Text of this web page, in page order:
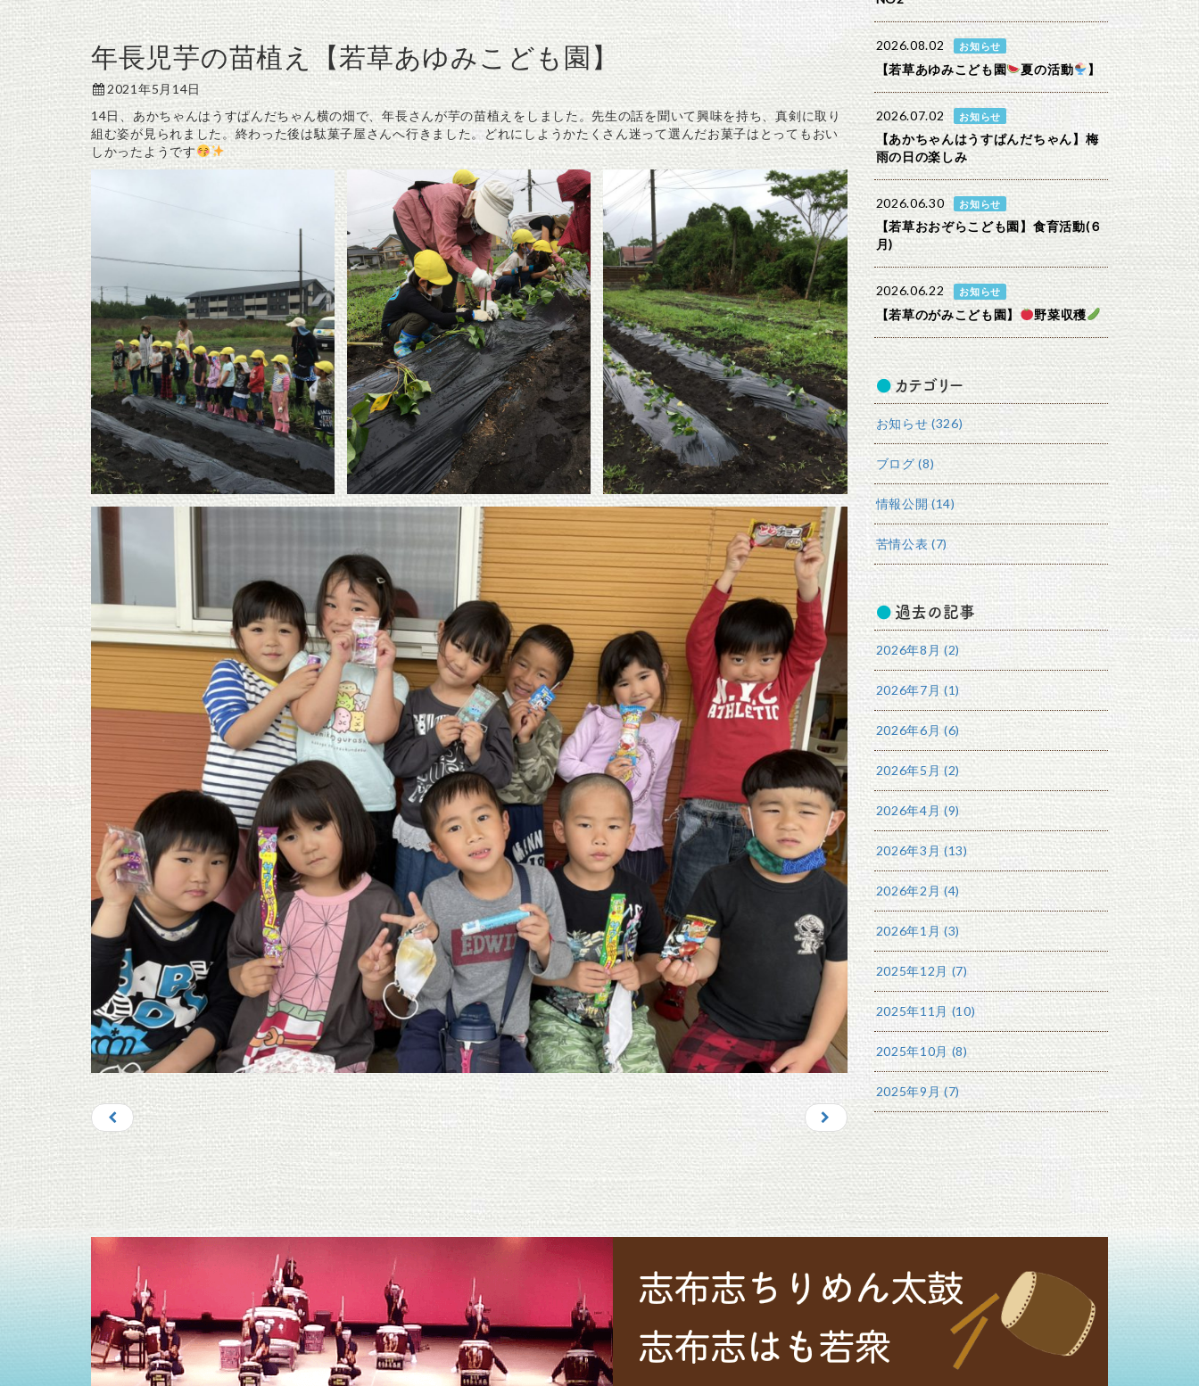
年長児芋の苗植え【若草あゆみこども園】
2021年5月14日
14日、あかちゃんはうすぱんだちゃん横の畑で、年長さんが芋の苗植えをしました。先生の話を聞いて興味を持ち、真剣に取り
組む姿が見られました。終わった後は駄菓子屋さんへ行きました。どれにしようかたくさん迷って選んだお菓子はとってもおい
しかったようです
2026.08.02 お知らせ
【若草あゆみこども園 夏の活動 】
2026.07.02 お知らせ
【あかちゃんはうすぱんだちゃん】梅
雨の日の楽しみ
2026.06.30 お知らせ
【若草おおぞらこども園】食育活動(６
月)
2026.06.22 お知らせ
【若草のがみこども園】 野菜収穫
カテゴリー
お知らせ (326)
ブログ (8)
情報公開 (14)
苦情公表 (7)
過去の記事
2026年8月 (2)
2026年7月 (1)
2026年6月 (6)
2026年5月 (2)
2026年4月 (9)
2026年3月 (13)
2026年2月 (4)
2026年1月 (3)
2025年12月 (7)
2025年11月 (10)
2025年10月 (8)
2025年9月 (7)